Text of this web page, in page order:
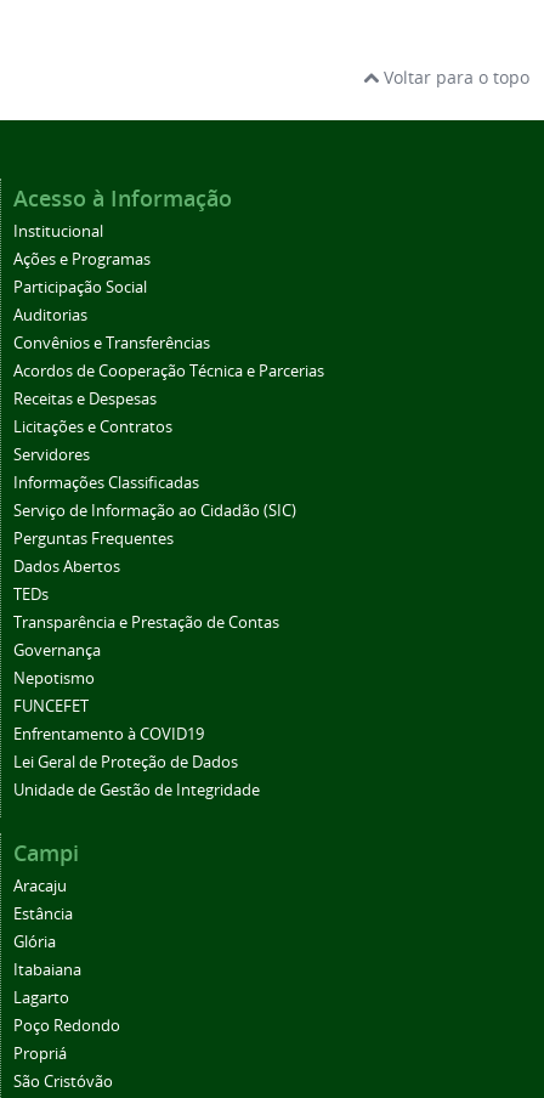
Voltar para o topo
Acesso à Informação
Institucional
Ações e Programas
Participação Social
Auditorias
Convênios e Transferências
Acordos de Cooperação Técnica e Parcerias
Receitas e Despesas
Licitações e Contratos
Servidores
Informações Classificadas
Serviço de Informação ao Cidadão (SIC)
Perguntas Frequentes
Dados Abertos
TEDs
Transparência e Prestação de Contas
Governança
Nepotismo
FUNCEFET
Enfrentamento à COVID19
Lei Geral de Proteção de Dados
Unidade de Gestão de Integridade
Campi
Aracaju
Estância
Glória
Itabaiana
Lagarto
Poço Redondo
Propriá
São Cristóvão